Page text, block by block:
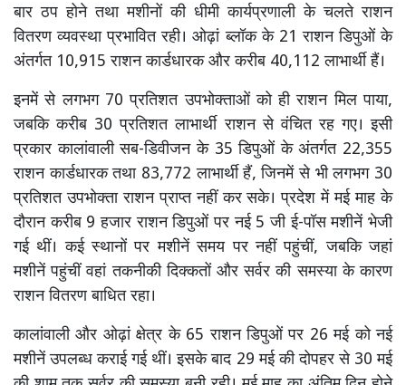
बार ठप होने तथा मशीनों की धीमी कार्यप्रणाली के चलते राशन
वितरण व्यवस्था प्रभावित रही। ओढ़ां ब्लॉक के 21 राशन डिपुओं के
अंतर्गत 10,915 राशन कार्डधारक और करीब 40,112 लाभार्थी हैं।
इनमें से लगभग 70 प्रतिशत उपभोक्ताओं को ही राशन मिल पाया,
जबकि करीब 30 प्रतिशत लाभार्थी राशन से वंचित रह गए। इसी
प्रकार कालांवाली सब-डिवीजन के 35 डिपुओं के अंतर्गत 22,355
राशन कार्डधारक तथा 83,772 लाभार्थी हैं, जिनमें से भी लगभग 30
प्रतिशत उपभोक्ता राशन प्राप्त नहीं कर सके। प्रदेश में मई माह के
दौरान करीब 9 हजार राशन डिपुओं पर नई 5 जी ई-पॉस मशीनें भेजी
गई थीं। कई स्थानों पर मशीनें समय पर नहीं पहुंचीं, जबकि जहां
मशीनें पहुंचीं वहां तकनीकी दिक्कतों और सर्वर की समस्या के कारण
राशन वितरण बाधित रहा।
कालांवाली और ओढ़ां क्षेत्र के 65 राशन डिपुओं पर 26 मई को नई
मशीनें उपलब्ध कराई गई थीं। इसके बाद 29 मई की दोपहर से 30 मई